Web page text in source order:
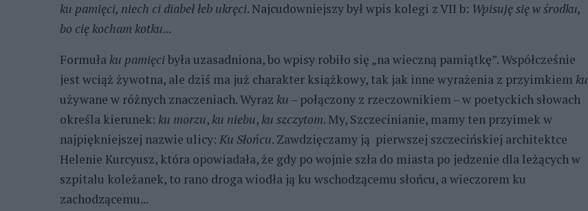
ku pamięci, niech ci diabeł łeb ukręci. Najcudowniejszy był wpis kolegi z VII b: Wpisuję się w środku,
bo cię kocham kotku...
Formuła ku pamięcibyła uzasadniona, bo wpisy robiło się „na wieczną pamiątkę”. Współcześnie
jest wciąż żywotna, ale dziś ma już charakter książkowy, tak jak inne wyrażenia z przyimkiem ku
używane w różnych znaczeniach. Wyraz ku – połączony z rzeczownikiem – w poetyckich słowach
określa kierunek: ku morzu, ku niebu, ku szczytom. My, Szczecinianie, mamy ten przyimek w
najpiękniejszej nazwie ulicy: Ku Słońcu. Zawdzięczamy ją pierwszej szczecińskiej architektce
Helenie Kurcyusz, która opowiadała, że gdy po wojnie szła do miasta po jedzenie dla leżących w
szpitalu koleżanek, to rano droga wiodła ją ku wschodzącemu słońcu, a wieczorem ku
zachodzącemu...